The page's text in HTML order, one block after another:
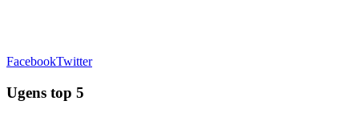
FacebookTwitter
Ugens top 5